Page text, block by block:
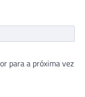
para a próxima vez